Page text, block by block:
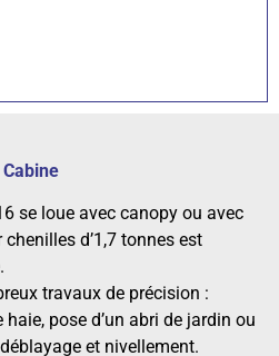
se loue avec canopy ou avec
d’1,7 tonnes est
travaux de précision :
pose d’un abri de jardin ou
et nivellement.